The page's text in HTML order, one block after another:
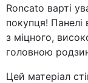
Roncato варті
покупця! Панелі
з міцного,
головною
Цей матеріал